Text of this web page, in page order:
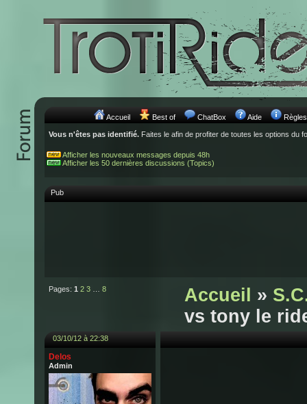
Accueil Best of ChatBox Aide Règles
Vous n'êtes pas identifié. Faites le afin de profiter de toutes les options du
Afficher les nouveaux messages depuis 48h
Afficher les 50 dernières discussions (Topics)
Pub
Pages: 1 2 3 8 Accueil »
vs tony le
03/10/12 à 22:38
Delos
Admin